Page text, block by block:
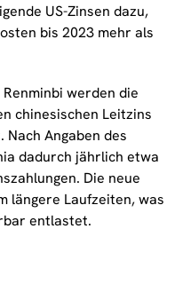
US-Zinsen dazu,
bis 2023 mehr als
werden die
chinesischen Leitzins
Angaben des
dadurch jährlich etwa
Die neue
längere Laufzeiten, was
entlastet.